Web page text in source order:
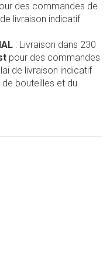
des commandes de
livraison indicatif
: Livraison dans 230
pour des commandes
de livraison indicatif
bouteilles et du